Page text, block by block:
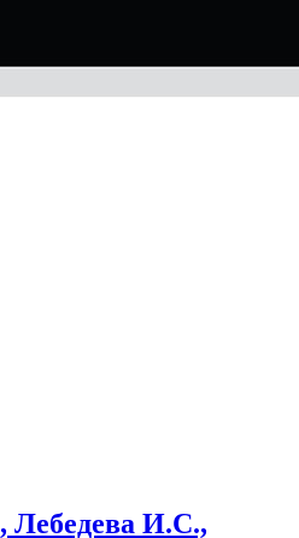
Лебедева И.С.,